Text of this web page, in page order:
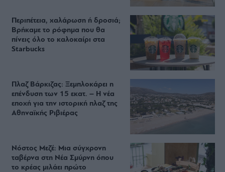
Περιπέτεια, χαλάρωση ή δροσιά;
Βρήκαμε το ρόφημα που θα
πίνεις όλο το καλοκαίρι στα
Starbucks
Πλαζ Βάρκιζας: Ξεμπλοκάρει η
επένδυση των 15 εκατ. – Η νέα
εποχή για την ιστορική πλαζ της
Αθηναϊκής Ριβιέρας
Νόστος Μεζέ: Μια σύγχρονη
ταβέρνα στη Νέα Σμύρνη όπου
το κρέας μιλάει πρώτο